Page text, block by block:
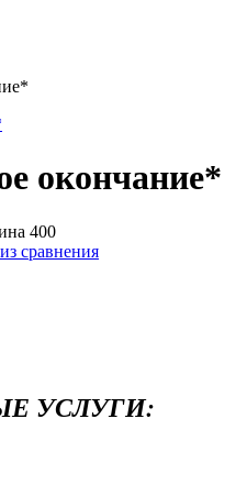
окончание*
400
сравнения
УСЛУГИ: